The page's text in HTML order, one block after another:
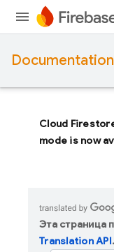
Documentation
Cloud
mode is now
Эта страница
Translation API.